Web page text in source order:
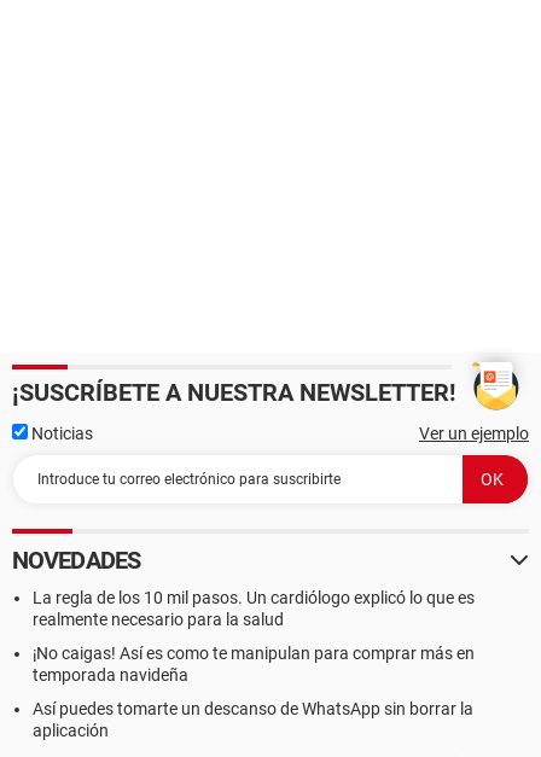
¡SUSCRÍBETE A NUESTRA NEWSLETTER!
Noticias Ver un ejemplo
NOVEDADES
La regla de los 10 mil pasos. Un cardiólogo explicó lo que es
realmente necesario para la salud
¡No caigas! Así es como te manipulan para comprar más en
temporada navideña
Así puedes tomarte un descanso de WhatsApp sin borrar la
aplicación